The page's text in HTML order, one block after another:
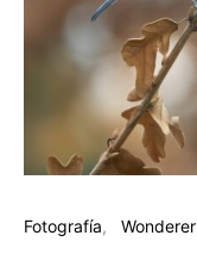
Fotografía Wonderer